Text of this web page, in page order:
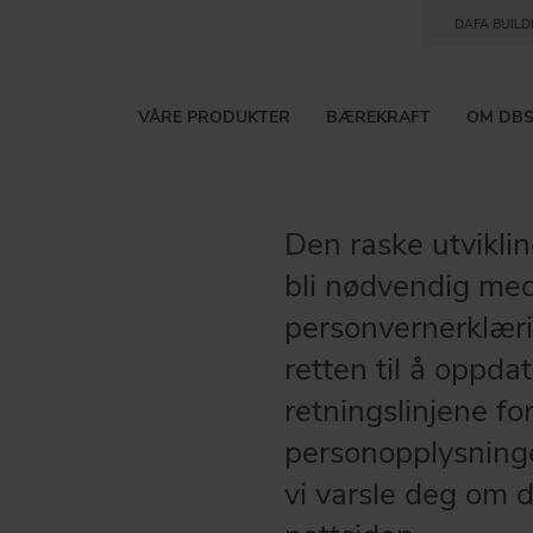
DAFA
VÅRE PRODUKTER BÆREKRAFT OM DBS
Den raske
bli nødvendig
retten til å
retningslinjene
vi varsle deg om
vi an.
og dokumentasjon.